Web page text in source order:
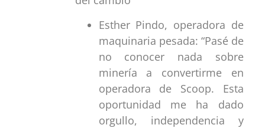
Esther Pindo, operadora de
maquinaria pesada: “Pasé de
no conocer nada sobre
minería a convertirme en
operadora de Scoop. Esta
oportunidad me ha dado
orgullo, independencia y